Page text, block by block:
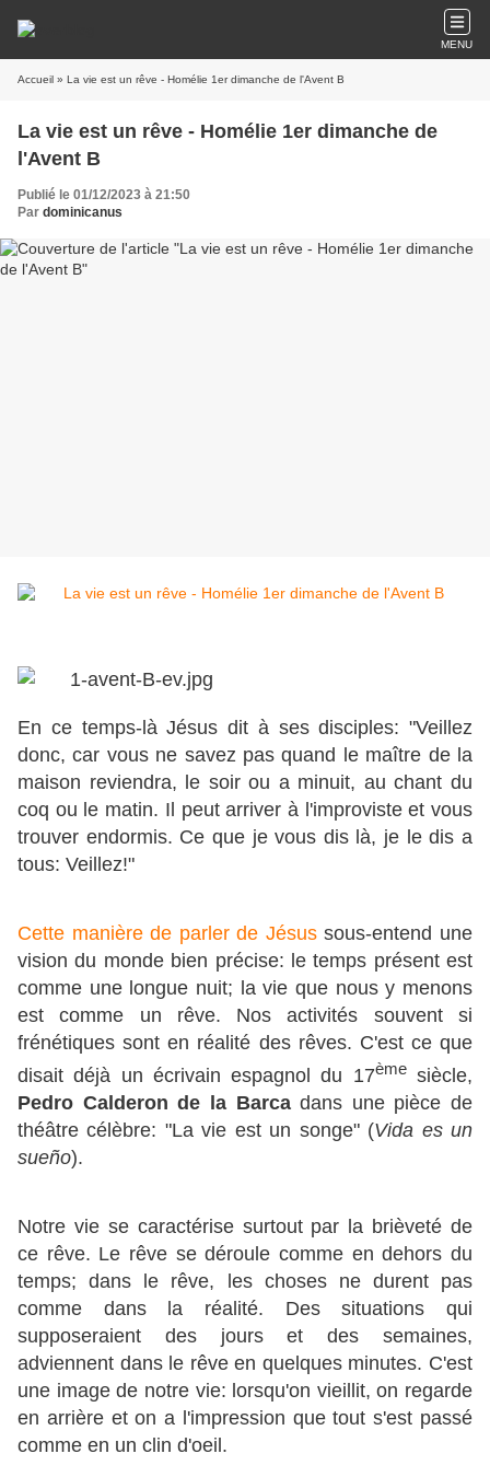
MENU
Accueil » La vie est un rêve - Homélie 1er dimanche de l'Avent B
La vie est un rêve - Homélie 1er dimanche de
l'Avent B
Publié le 01/12/2023 à 21:50
Par dominicanus
En ce temps-là Jésus dit à ses disciples: "Veillez
donc, car vous ne savez pas quand le maître de la
maison reviendra, le soir ou a minuit, au chant du
coq ou le matin. Il peut arriver à l'improviste et vous
trouver endormis. Ce que je vous dis là, je le dis a
tous: Veillez!"
Cette manière de parler de Jésussous-entend une
vision du monde bien précise: le temps présent est
comme une longue nuit; la vie que nous y menons
est comme un rêve. Nos activités souvent si
frénétiques sont en réalité des rêves. C'est ce que
disait déjà un écrivain espagnol du 17èmesiècle,
Pedro Calderon de la Barcadans une pièce de
théâtre célèbre: "La vie est un songe" (Vida es un
sueño).
Notre vie se caractérise surtout par la brièveté de
ce rêve. Le rêve se déroule comme en dehors du
temps; dans le rêve, les choses ne durent pas
comme dans la réalité. Des situations qui
supposeraient des jours et des semaines,
adviennent dans le rêve en quelques minutes. C'est
une image de notre vie: lorsqu'on vieillit, on regarde
en arrière et on a l'impression que tout s'est passé
comme en un clin d'oeil.